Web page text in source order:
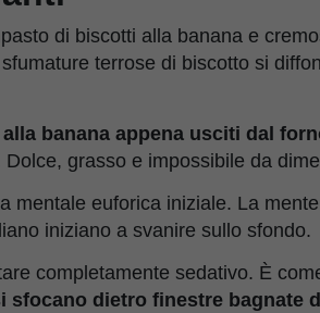
di biscotti alla banana e
terrose di biscotto si
banana appena usciti dal
Dolce, grasso e impossibile da
mentale euforica iniziale. La
iniziano a svanire sullo sfondo.
completamente sedativo. È
dietro finestre bagnate